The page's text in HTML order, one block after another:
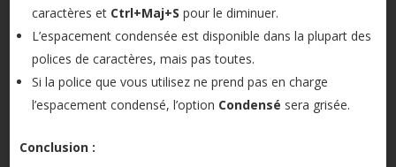
caractères et Ctrl+Maj+S pour le diminuer.
L’espacement condensée est disponible dans la plupart des
polices de caractères, mais pas toutes.
Si la police que vous utilisez ne prend pas en charge
l’espacement condensé, l’option Condensé sera grisée.
Conclusion :